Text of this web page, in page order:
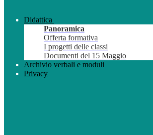
Didattica
Panoramica
Offerta formativa
I progetti delle classi
Documenti del 15 Maggio
Archivio verbali e moduli
Privacy